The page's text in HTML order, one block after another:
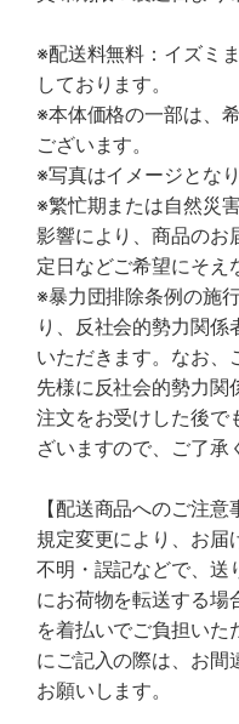
※配送料無料：イズミ
しております。
※本体価格の一部は、
ございます。
※写真はイメージとなり
※繁忙期または自然災
影響により、商品のお
定日などご希望にそえ
※暴力団排除条例の施
り、反社会的勢力関係
いただきます。なお、
先様に反社会的勢力関
注文をお受けした後で
ざいますので、ご了承
【配送商品へのご注意
規定変更により、お届
不明・誤記などで、送
にお荷物を転送する場
を着払いでご負担いた
にご記入の際は、お間
お願いします。